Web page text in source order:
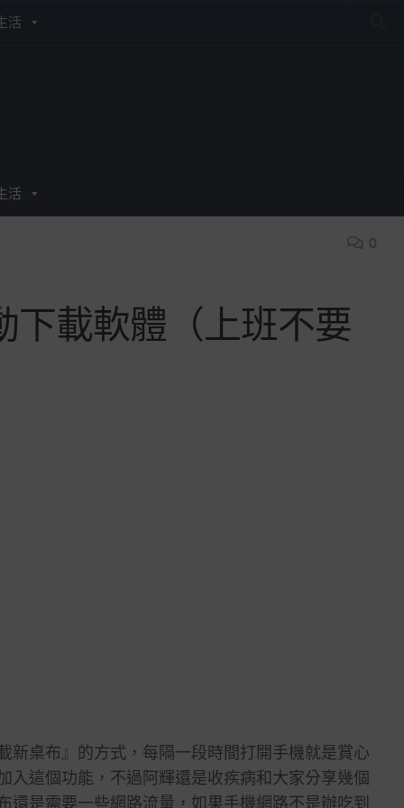
活
活
0
下載軟體（上班不要
新桌布』的方式，每隔一段時間打開手機就是賞心
這個功能，不過阿輝還是收疾病和大家分享幾個
是需要一些網路流量，如果手機網路不是辦吃到